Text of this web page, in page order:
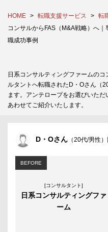
HOME 転職支援サービス
転
コンサルからFAS（M&A戦略）へ
職成功事例
日系コンサルティングファームの
ルタントへ転職されたD・Oさん（
ます。アンテロープをお選びいただ
あわせてご紹介いたします。
D・Oさん （20代/男性
BEFORE
[コンサルタント]
日系コンサルティングファ
ーム